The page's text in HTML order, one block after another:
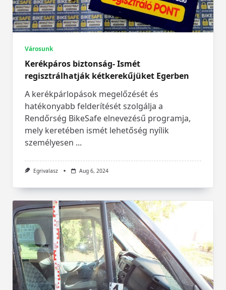
Városunk
Kerékpáros biztonság- Ismét
regisztrálhatják kétkerekűjüket Egerben
A kerékpárlopások megelőzését és
hatékonyabb felderítését szolgálja a
Rendőrség BikeSafe elnevezésű programja,
mely keretében ismét lehetőség nyílik
személyesen ...
Egrivalasz Aug 6, 2024